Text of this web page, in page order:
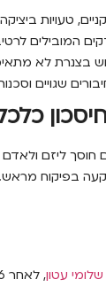
טעויות
המובילים
בצנרת לא
שגויים
ליזם
בפיקוח מראש.
שלומי עטון